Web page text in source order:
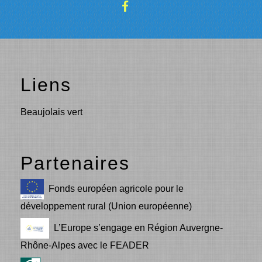
Liens
Beaujolais vert
Partenaires
Fonds européen agricole pour le
développement rural (Union européenne)
L’Europe s’engage en Région Auvergne-
Rhône-Alpes avec le FEADER